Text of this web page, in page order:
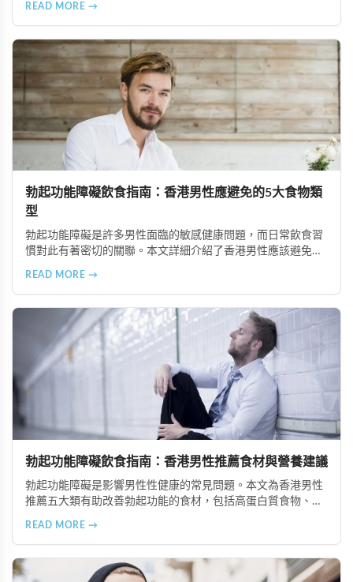
業治療選項說明。
READ MORE →
勃起功能障礙飲食指南：香港男性應避免的5大食物類
型
勃起功能障礙是許多男性面臨的敏感健康問題，而日常飲食習
慣對此有著密切的關聯。本文詳細介紹了香港男性應該避免或
READ MORE →
勃起功能障礙飲食指南：香港男性推薦食材與營養建議
勃起功能障礙是影響男性性健康的常見問題。本文為香港男性
推薦五大類有助改善勃起功能的食材，包括高蛋白質食物、富
READ MORE →